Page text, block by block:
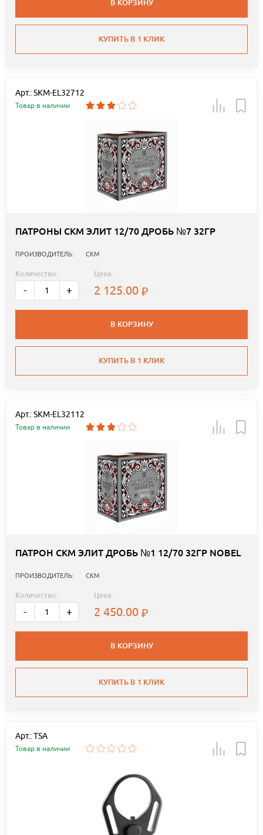
В КОРЗИНУ
КУПИТЬ В 1 КЛИК
Арт.: SKM-EL32712
Товар в наличии
ПАТРОНЫ СКМ ЭЛИТ 12/70 ДРОБЬ №7 32ГР
ПРОИЗВОДИТЕЛЬ: СКМ
Количество:
- +
Цена:
2 125.00
В КОРЗИНУ
КУПИТЬ В 1 КЛИК
Арт.: SKM-EL32112
Товар в наличии
ПАТРОН СКМ ЭЛИТ ДРОБЬ №1 12/70 32ГР NOBEL
ПРОИЗВОДИТЕЛЬ: СКМ
Количество:
- +
Цена:
2 450.00
В КОРЗИНУ
КУПИТЬ В 1 КЛИК
Арт.: TSA
Товар в наличии